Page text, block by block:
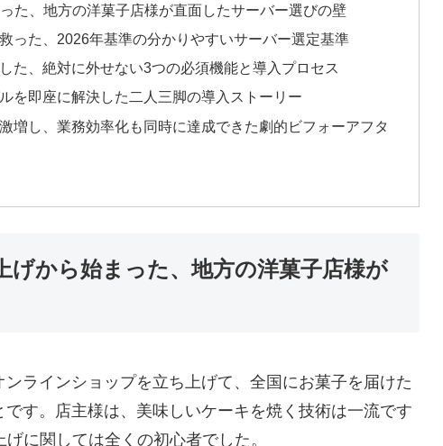
た、地方の洋菓子店様が直面したサーバー選びの壁
った、2026年基準の分かりやすいサーバー選定基準
た、絶対に外せない3つの必須機能と導入プロセス
を即座に解決した二人三脚の導入ストーリー
増し、業務効率化も同時に達成できた劇的ビフォーアフタ
げから始まった、地方の洋菓子店様が
ラインショップを立ち上げて、全国にお菓子を届けた
す。店主様は、美味しいケーキを焼く技術は一流です
に関しては全くの初心者でした。